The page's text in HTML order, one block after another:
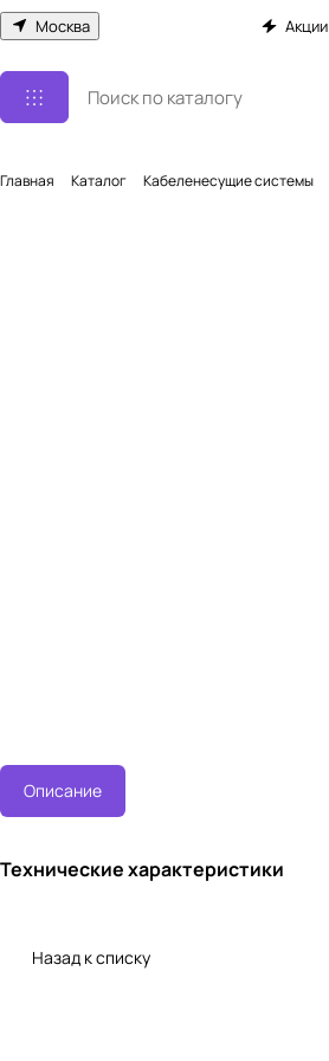
Москва Акции
Главная Каталог Кабеленесущие системы
Описание
Технические характеристики
Назад к списку